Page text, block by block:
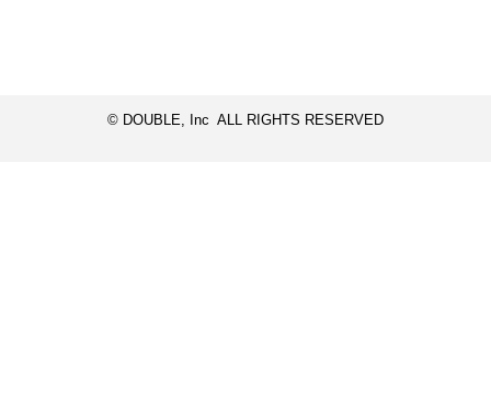
© DOUBLE, Inc ALL RIGHTS RESERVED